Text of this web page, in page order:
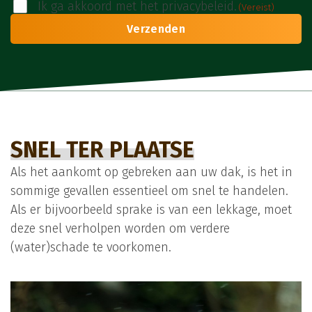
Instemming (Vereist)
Ik ga akkoord met het privacybeleid. (Vereist)
SNEL TER PLAATSE
Als het aankomt op gebreken aan uw dak, is het in
sommige gevallen essentieel om snel te handelen.
Als er bijvoorbeeld sprake is van een lekkage, moet
deze snel verholpen worden om verdere
(water)schade te voorkomen.